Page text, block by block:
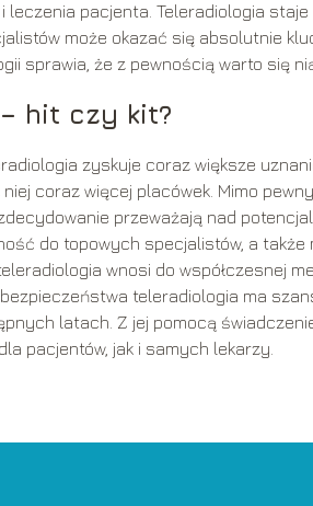
leczenia pacjenta. Teleradiologia
może okazać się absolutnie
sprawia, że z pewnością warto się
hit czy kit?
zyskuje coraz większe
coraz więcej placówek. Mimo
przeważają nad
do topowych specjalistów, a
wnosi do współczesnej
teleradiologia ma
latach. Z jej pomocą
pacjentów, jak i samych lekarzy.